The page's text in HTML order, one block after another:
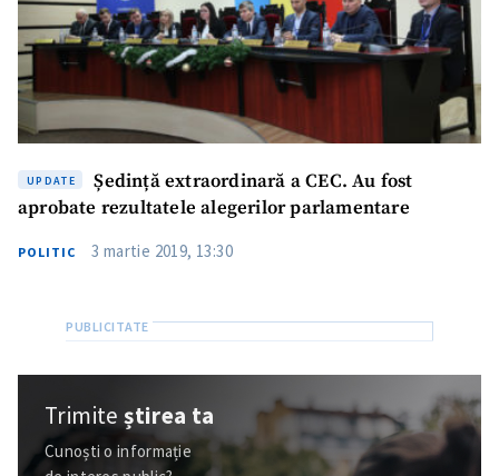
UPDATE
Ședință extraordinară a CEC. Au fost
aprobate rezultatele alegerilor parlamentare
POLITIC 3 martie 2019, 13:30
Trimiteștirea ta
Cunoști o informație